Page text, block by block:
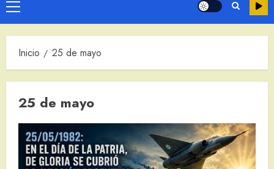
Menú
principal
Inicio 25 de mayo
25 de mayo